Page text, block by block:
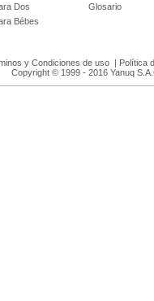
Dos
Glosario
Bébes
y Condiciones de uso| Política
Copyright © 1999 - 2016 Yanuq